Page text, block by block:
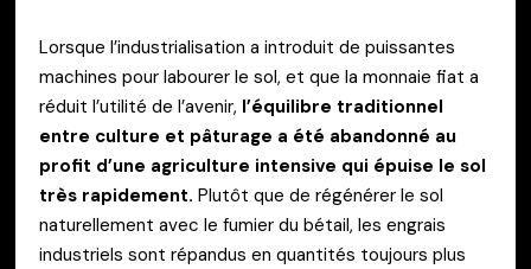
Lorsque l’industrialisation a introduit de puissantes
machines pour labourer le sol, et que la monnaie fiat a
réduit l’utilité de l’avenir, l’équilibre traditionnel
entre culture et pâturage a été abandonné au
profit d’une agriculture intensive qui épuise le sol
très rapidement. Plutôt que de régénérer le sol
naturellement avec le fumier du bétail, les engrais
industriels sont répandus en quantités toujours plus